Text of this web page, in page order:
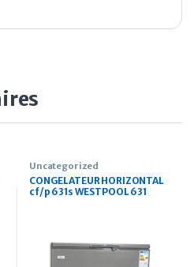
Uncategorized
CONGELATEUR HORIZONTAL
cf/p 631s WESTPOOL 631